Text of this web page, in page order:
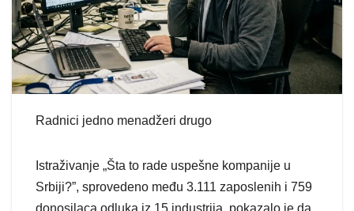
Radnici jedno menadžeri drugo
Istraživanje „Šta to rade uspešne kompanije u
Srbiji?”, sprovedeno među 3.111 zaposlenih i 759
donosilaca odluka iz 15 industrija, pokazalo je da